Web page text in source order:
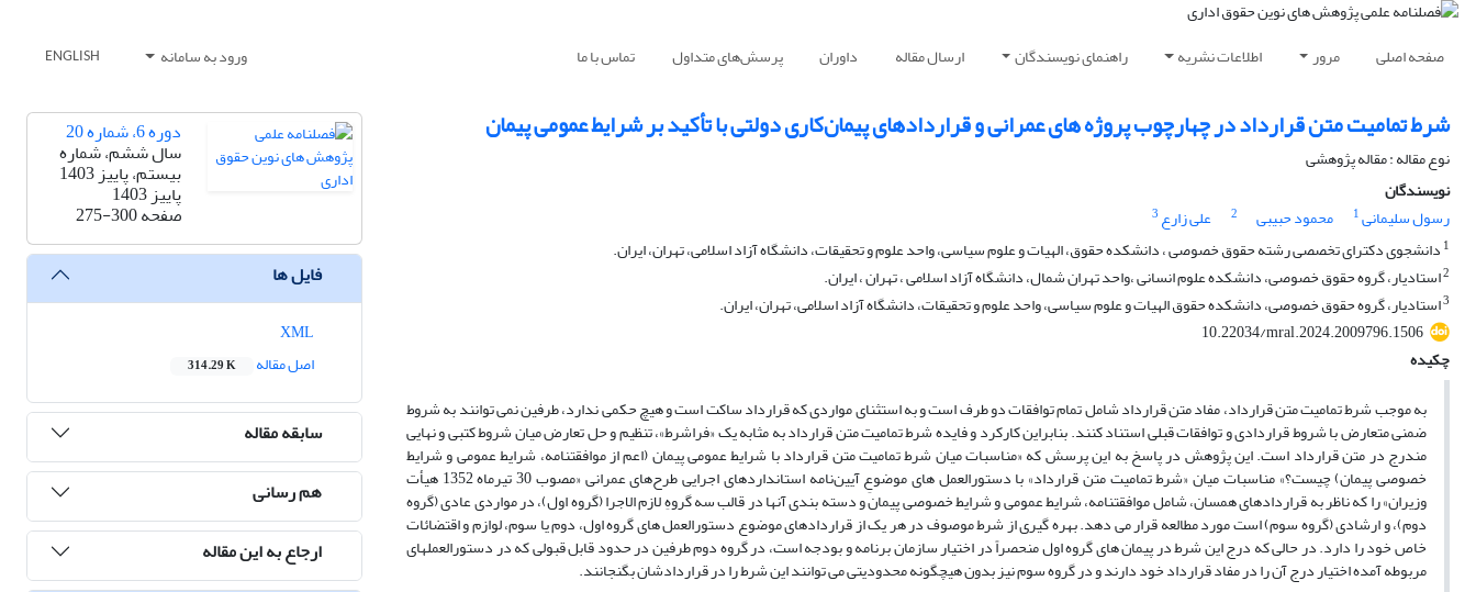
صفحه اصلی مرور اطلاعات نشریه راهنمای نویسندگان ارسال مقاله داوران پرسش‌های متداول تماس با ما ورود به سامانه ENGLISH
شرط تمامیت متن قرارداد در چهارچوب پروژه های عمرانی و قراردادهای پیمان‌کاری دولتی با تأکید بر شرایط عمومی پیمان
نوع مقاله : مقاله پژوهشی
نویسندگان
رسول سلیمانی1 محمود حبیبی 2 علی زارع 3
1 دانشجوی دکترای تخصصی رشته حقوق خصوصی ، دانشکده حقوق، الهیات و علوم سیاسی، واحد علوم و تحقیقات، دانشگاه آزاد اسلامی، تهران، ایران.
2استادیار، گروه حقوق خصوصی، دانشکده علوم انسانی ،واحد تهران شمال، دانشگاه آزاد اسلامی ، تهران ، ایران.
3استادیار، گروه حقوق خصوصی، دانشکده حقوق الهیات و علوم سیاسی، واحد علوم و تحقیقات، دانشگاه آزاد اسلامی، تهران، ایران.
10.22034/mral.2024.2009796.1506
چکیده
به موجب شرط تمامیت متن قرارداد، مفاد متن قرارداد شامل تمام توافقات دو طرف است و به استثنای مواردی که قرارداد ساکت است و هیچ حکمی ندارد، طرفین نمی توانند به شروط
ضمنی متعارض با شروط قراردادی و توافقات قبلی استناد کنند. بنابراین کارکرد و فایده شرط تمامیت متن قرارداد به مثابه یک «فراشرط»، تنظیم و حل تعارض میان شروط کتبی و نهایی
مندرج در متن قرارداد است. این پژوهش در پاسخ به این پرسش که «مناسبات میان شرط تمامیت متن قرارداد با شرایط عمومی پیمان (اعم از موافقتنامه، شرایط عمومی و شرایط
خصوصی پیمان) چیست؟» مناسبات میان «شرط تمامیت متن قرارداد» با دستورالعمل های موضوعِ آیین‌نامه استانداردهای اجرایی طرح‌های عمرانی «مصوب 30 تیرماه 1352 هیأت
وزیران» را که ناظر به قراردادهای همسان، شامل موافقتنامه، شرایط عمومی و شرایط خصوصی پیمان و دسته بندی آنها در قالب سه گروهِ لازم الاجرا (گروه اول)، در مواردی عادی (گروه
دوم)، و ارشادی (گروه سوم) است مورد مطالعه قرار می دهد. بهره گیری از شرط موصوف در هر یک از قراردادهای موضوع دستورالعمل های گروه اول، دوم یا سوم، لوازم و اقتضائات
خاص خود را دارد. در حالی که درج این شرط در پیمان های گروه اول منحصراً در اختیار سازمان برنامه و بودجه است، در گروه دوم طرفین در حدود قابل قبولی که در دستورالعملهای
مربوطه آمده اختیار درج آن را در مفاد قرارداد خود دارند و در گروه سوم نیز بدون هیچگونه محدودیتی می توانند این شرط را در قراردادشان بگنجانند.
دوره 6، شماره 20
سال ششم، شماره
بیستم، پاییز 1403
پاییز 1403
صفحه275-300
فایل ها
اصل مقاله
314.29 K
سابقه مقاله
هم رسانی
ارجاع به این مقاله